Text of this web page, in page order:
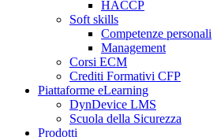
HACCP
Soft skills
Competenze personali
Management
Corsi ECM
Crediti Formativi CFP
Piattaforme eLearning
DynDevice LMS
Scuola della Sicurezza
Prodotti